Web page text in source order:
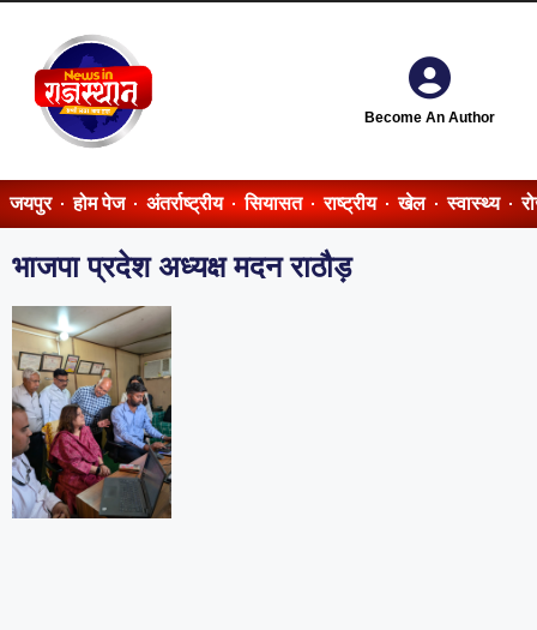
Become An Author
जयपुर होम पेज अंतर्राष्ट्रीय सियासत राष्ट्रीय खेल स्वास्थ्य
भाजपा प्रदेश अध्यक्ष मदन राठौड़